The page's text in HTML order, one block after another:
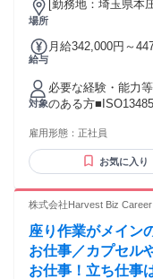
売業)に係る業務を
場所
[勤務地：埼玉県本
給与
月給342,000円～
給￥342,000～￥
業代￥65,000～￥
■賞与実績:年3回
給）、残業手当（固定
対象
必要な経験・能力
のある方■ISO13485ま
業登録の経験のあ
などの研究開発業
責任者、事務局な
歴・資格 学歴：大
雇用形態： 正社員
お気に入り
株式会社Harvest Biz Career
座り作業がメイン
お仕事／カプセル
お仕事！立ち仕事